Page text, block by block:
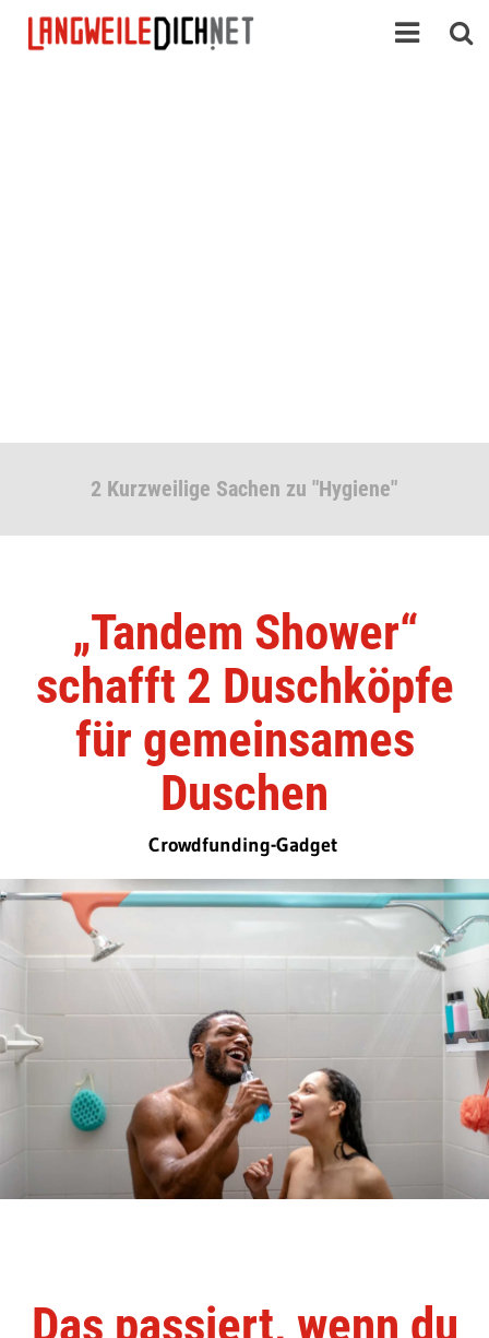
2 Kurzweilige Sachen zu "Hygiene"
„Tandem Shower“
schafft 2 Duschköpfe
für gemeinsames
Duschen
Crowdfunding-Gadget
Das passiert, wenn du